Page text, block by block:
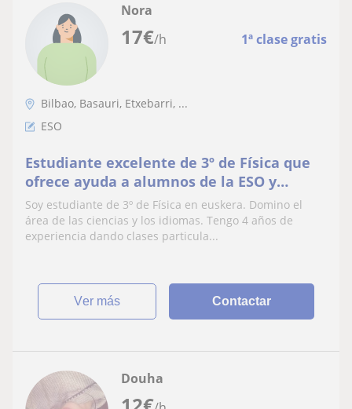
17€/h 1ª clase gratis
Nora
Bilbao, Basauri, Etxebarri, ...
ESO
Estudiante excelente de 3º de Física que
ofrece ayuda a alumnos de la ESO y
bachillerato
Soy estudiante de 3º de Física en euskera. Domino el
área de las ciencias y los idiomas. Tengo 4 años de
experiencia dando clases particula...
ver más Contactar
Douha